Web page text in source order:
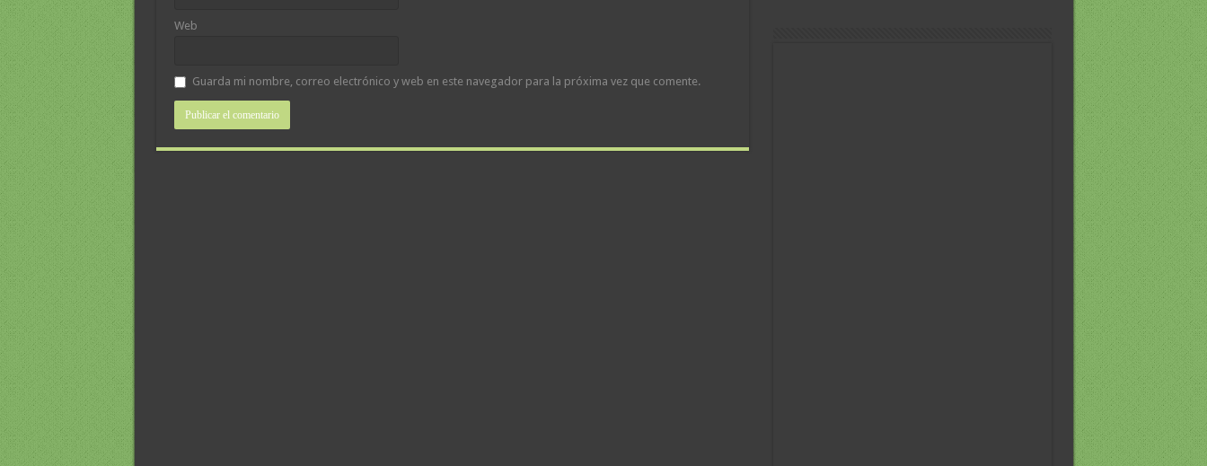
Web
Guarda mi nombre, correo electrónico y web en este navegador para la próxima vez que comente.